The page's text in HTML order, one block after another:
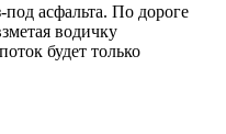
асфальта. По дороге
водичку
будет только